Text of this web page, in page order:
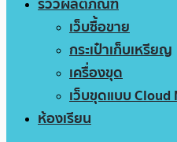
เว็บซื้อขาย
กระเป๋าเก็บเหรียญ
เครื่องขุด
เว็บขุดแบบ Cloud
ห้องเรียน